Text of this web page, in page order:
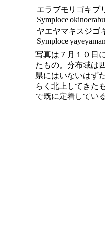
エラブモリゴキブ
Symploce
ヤエヤマキスジゴ
Symploce
写真は７月１０日
たもの。分布域は
県にはいないはず
らく北上してきた
で既に定着してい